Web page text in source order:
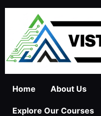
Home About Us
Explore Our Courses